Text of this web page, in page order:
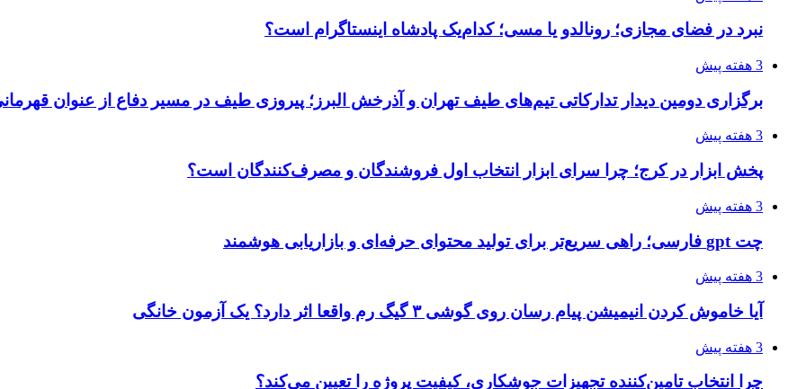
نبرد در فضای مجازی؛ رونالدو یا مسی؛ کدام‌یک پادشاه اینستاگرام است؟
3 هفته پیش
برگزاری دومین دیدار تدارکاتی تیم‌های طیف تهران و آذرخش البرز؛ پیروزی طیف در مسیر دفاع از عنوان
3 هفته پیش
پخش ابزار در کرج؛ چرا سرای ابزار انتخاب اول فروشندگان و مصرف‌کنندگان است؟
3 هفته پیش
چت gpt فارسی؛ راهی سریع‌تر برای تولید محتوای حرفه‌ای و بازاریابی هوشمند
3 هفته پیش
آیا خاموش کردن انیمیشن پیام رسان روی گوشی ۳ گیگ رم واقعا اثر دارد؟ یک آزمون خانگی
3 هفته پیش
چرا انتخاب تامین‌کننده تجهیزات جوشکاری، کیفیت پروژه را تعیین می‌کند؟